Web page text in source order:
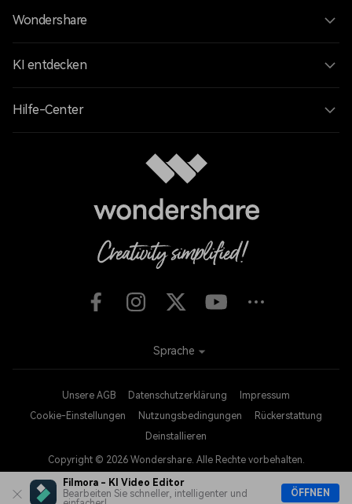
Filmora - KI Video Editor
Bearbeiten Sie schneller, intelligenter und
ÖFFNEN
Wondershare
KI entdecken
Hilfe-Center
Unsere AGB Datenschutzerklärung
Impressum
Cookie-Einstellungen
Nutzungsbedingungen
Rückerstattung
Deinstallieren
Copyright © 2026 Wondershare. Alle Rechte vorbehalten.
Sprache